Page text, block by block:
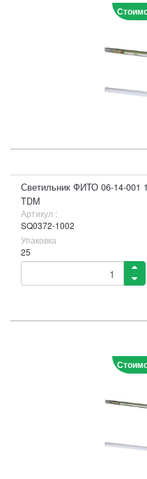
Светильник ФИТО 06-14-001
TDM
Артикул :
SQ0372-1002
Упаковка
25